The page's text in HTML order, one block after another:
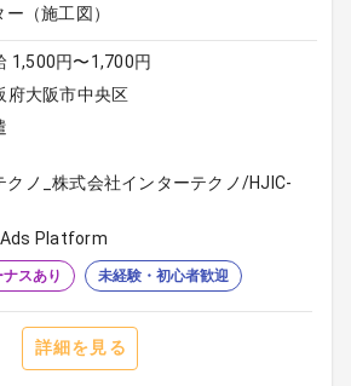
（施工図）
1,500円〜1,700円
府大阪市中央区
クノ_株式会社インターテクノ/HJIC-
Ads Platform
スあり 未経験・初心者歓迎
詳細を見る